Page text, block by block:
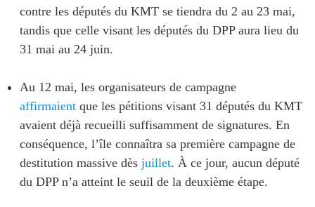
contre les députés du KMT se tiendra du 2 au 23 mai,
tandis que celle visant les députés du DPP aura lieu du
31 mai au 24 juin.
Au 12 mai, les organisateurs de campagne
affirmaient que les pétitions visant 31 députés du KMT
avaient déjà recueilli suffisamment de signatures. En
conséquence, l’île connaîtra sa première campagne de
destitution massive dès juillet. À ce jour, aucun député
du DPP n’a atteint le seuil de la deuxième étape.